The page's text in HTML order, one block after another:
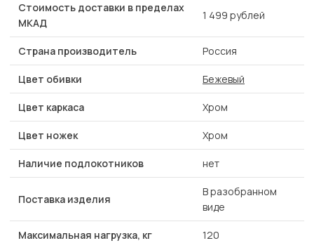
Стоимость доставки в пределах
МКАД
1 499 рублей
Страна производитель Россия
Цвет обивки Бежевый
Цвет каркаса Хром
Цвет ножек Хром
Наличие подлокотников нет
Поставка изделия
В разобранном
виде
Максимальная нагрузка, кг 120